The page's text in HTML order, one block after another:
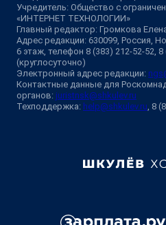
Учредитель: Общество с
«ИНТЕРНЕТ ТЕХНОЛОГИИ»
Главный редактор: Громкова
Адрес редакции: 630099, Россия,
6 этаж, телефон 8 (383) 212-52-52, 8
(круглосуточно)
Электронный адрес редакции:
Контактные данные для
органов: juristnsk@shkulev.ru
Техподдержка: help@shkulev.ru , 8